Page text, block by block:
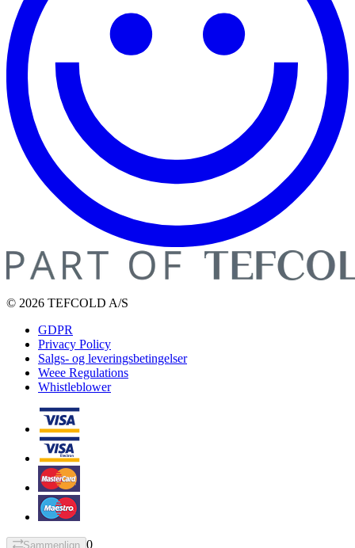
© 2026 TEFCOLD A/S
GDPR
Privacy Policy
Salgs- og leveringsbetingelser
Weee Regulations
Whistleblower
Sammenlign 0